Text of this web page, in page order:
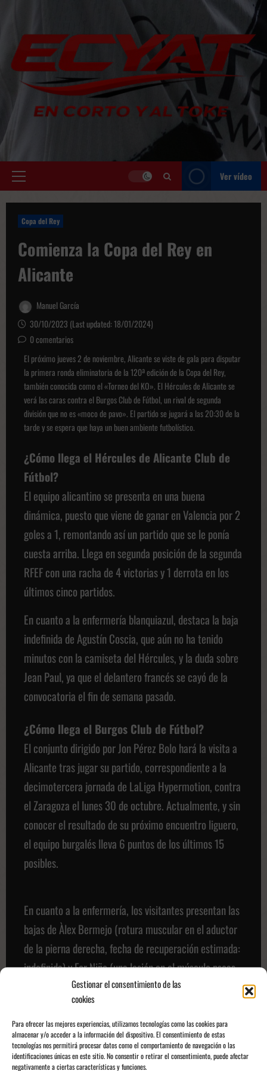
Gestionar el consentimiento de las
cookies
Para ofrecer las mejores experiencias, utilizamos tecnologías como las cookies para
almacenar y/o acceder a la información del dispositivo. El consentimiento de estas
tecnologías nos permitirá procesar datos como el comportamiento de navegación o las
identificaciones únicas en este sitio. No consentir o retirar el consentimiento, puede afectar
negativamente a ciertas características y funciones.
contenido
Menú
Ver vídeo
Copa del Rey
Comienza la Copa del Rey en
Alicante
Manuel García
30/10/2023 (Last updated: 18/01/2024)
0 comentarios
El próximo jueves 2 de noviembre, Alicante se viste de gala para disputar
la primera ronda eliminatoria de la 120ª edición de la Copa del Rey,
también conocida como el «Torneo del KO». El Hércules de Alicante se
verá las caras contra el Burgos Club de Fútbol, un rival de segunda
división que no es «moco de pavo». El partido se jugará a las 20:30 de la
tarde y se espera que haya un buen ambiente futbolístico.
¿Cómo llega el Hércules de Alicante Club de
Fútbol?
El equipo alicantino se presenta en una buena
dinámica, puesto que viene de ganar en Valencia por 2
goles a 1, remontando así un partido que se le ponía
cuesta arriba. Llega en segunda posición de la segunda
RFEF con una racha de 4 victorias y 1 derrota en los
últimos cinco partidos.
En cuanto a la enfermería blanquiazul, destaca la baja
indefinida de Agustín Coscia, que aún no ha tenido
minutos con la camiseta del Hércules, y la duda sobre
Jean Paul, ya que el delantero francés se cayó de la
convocatoria el fin de semana pasado.
¿Cómo llega el Burgos Club de Fútbol?
El conjunto dirigido por Jon Pérez Bolo hará la visita a
Alicante tras jugar su partido, correspondiente a la
decimotercera jornada de LaLiga Hypermotion, contra
el Zaragoza el lunes 30 de octubre. Actualmente, y sin
conocer el resultado de su próximo encuentro liguero,
el equipo burgalés lleva 6 puntos de los últimos 15
posibles.
En cuanto a la enfermería, los visitantes presentan las
bajas de Àlex Bermejo (rotura muscular en el aductor
de la pierna derecha, fecha de recuperación estimada:
indefinida) y Fer Niño (una lesión en el músculo psoas
ilíaco de su pierna izquierda, recuperación estimada:
finales de octubre).
Un partido cuanto menos entretenido, que por
supuesto, nos regalará un buen ambiente de fútbol.